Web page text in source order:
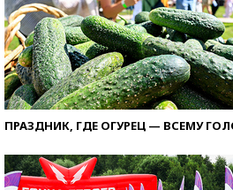
ПРАЗДНИК, ГДЕ ОГУРЕЦ — ВСЕМУ